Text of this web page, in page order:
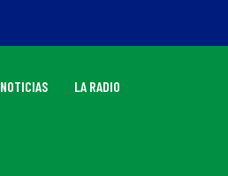
NOTICIAS LA RADIO